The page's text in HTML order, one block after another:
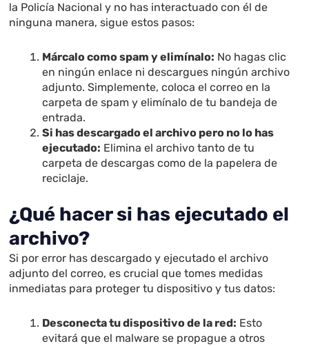
la Policía Nacional y no has interactuado con él de
ninguna manera, sigue estos pasos:
Márcalo como spam y elimínalo: No hagas clic
en ningún enlace ni descargues ningún archivo
adjunto. Simplemente, coloca el correo en la
carpeta de spam y elimínalo de tu bandeja de
entrada.
Si has descargado el archivo pero no lo has
ejecutado: Elimina el archivo tanto de tu
carpeta de descargas como de la papelera de
reciclaje.
¿Qué hacer si has ejecutado el
archivo?
Si por error has descargado y ejecutado el archivo
adjunto del correo, es crucial que tomes medidas
inmediatas para proteger tu dispositivo y tus datos:
Desconecta tu dispositivo de la red: Esto
evitará que el malware se propague a otros